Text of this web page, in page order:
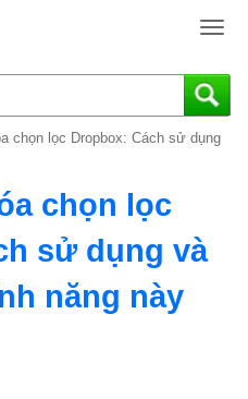
T
g
g
e
chọn lọc Dropbox: Cách sử dụng
chọn lọc
sử dụng và
năng này